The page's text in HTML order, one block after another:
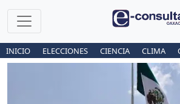
INICIO ELECCIONES CIENCIA CLIMA